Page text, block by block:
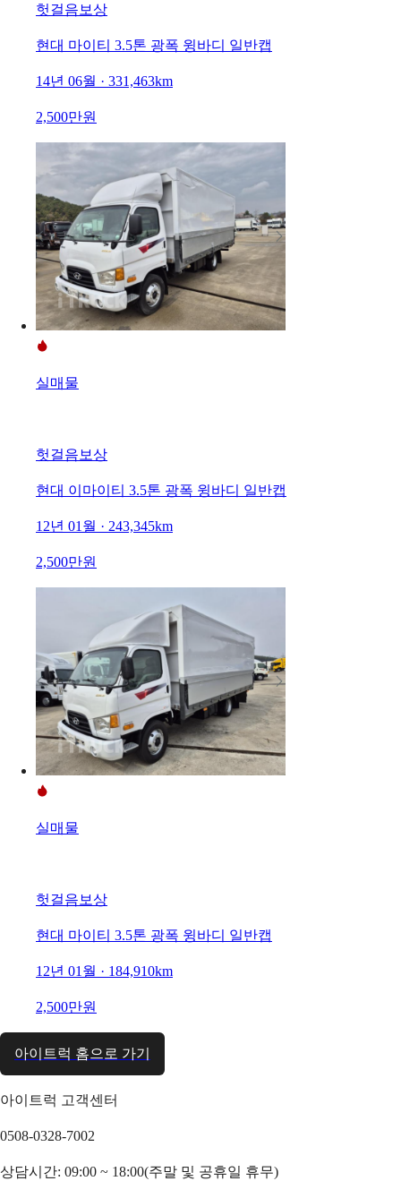
헛걸음보상
현대 마이티 3.5톤 광폭 윙바디 일반캡
14년 06월 · 331,463km
2,500만원
실매물
헛걸음보상
현대 이마이티 3.5톤 광폭 윙바디 일반캡
12년 01월 · 243,345km
2,500만원
실매물
헛걸음보상
현대 마이티 3.5톤 광폭 윙바디 일반캡
12년 01월 · 184,910km
2,500만원
아이트럭 홈으로 가기
아이트럭 고객센터
0508-0328-7002
상담시간: 09:00 ~ 18:00(주말 및 공휴일 휴무)